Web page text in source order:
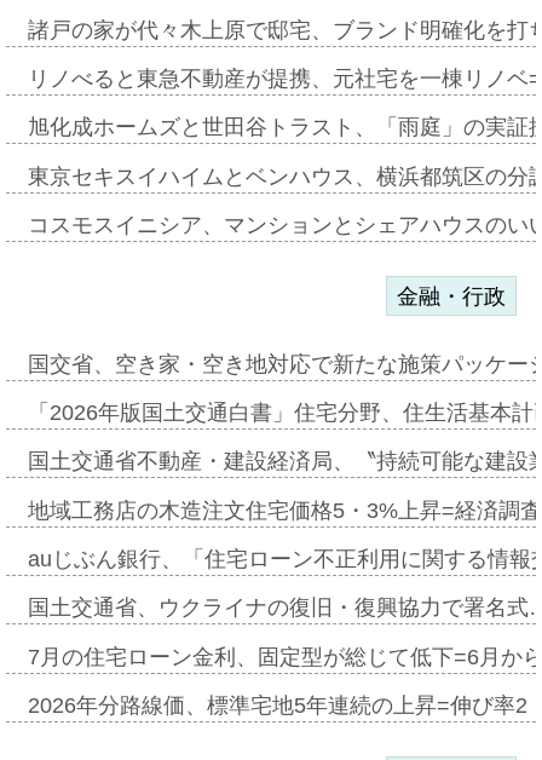
諸戸の家が代々木上原で邸宅、ブランド明確化を
リノべると東急不動産が提携、元社宅を一棟リノ
旭化成ホームズと世田谷トラスト、「雨庭」の実
東京セキスイハイムとベンハウス、横浜都筑区の
コスモスイニシア、マンションとシェアハウスの
金融・行政
国交省、空き家・空き地対応で新たな施策パッケ
「2026年版国土交通白書」住宅分野、住生活基本
国土交通省不動産・建設経済局、〝持続可能な建
地域工務店の木造注文住宅価格5・3%上昇=経済調
auじぶん銀行、「住宅ローン不正利用に関する情
国土交通省、ウクライナの復旧・復興協力で署名
7月の住宅ローン金利、固定型が総じて低下=6月か
2026年分路線価、標準宅地5年連続の上昇=伸び率